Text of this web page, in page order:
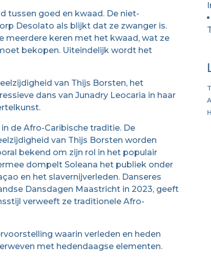
tussen goed en kwaad. De niet-
Desolato als blijkt dat ze zwanger is.
meerdere keren met het kwaad, wat ze
bekopen. Uiteindelijk wordt het
van Thijs Borsten, het
dans van Junadry Leocaria in haar
de Afro-Caribische traditie. De
van Thijs Borsten worden
bekend om zijn rol in het populair
dompelt Soleana het publiek onder
en het slavernijverleden. Danseres
Dansdagen Maastricht in 2023, geeft
verweeft ze traditionele Afro-
waarin verleden en heden
met hedendaagse elementen.